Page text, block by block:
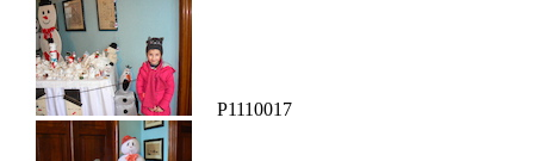
P1110017